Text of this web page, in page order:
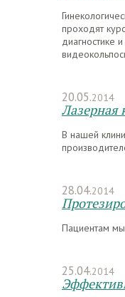
проходят
диагностике
20.05.2014
Лазерная
В нашей
28.04.2014
Пациентам
25.04.2014